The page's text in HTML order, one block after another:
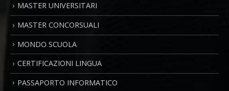
MASTER UNIVERSITARI
MASTER CONCORSUALI
MONDO SCUOLA
CERTIFICAZIONI LINGUA
PASSAPORTO INFORMATICO